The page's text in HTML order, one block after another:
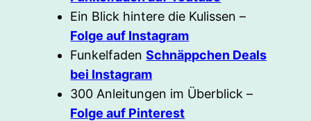
Ein Blick hintere die Kulissen –
Folge auf Instagram
FunkelfadenSchnäppchen Deals
bei Instagram
300 Anleitungen im Überblick –
Folge auf Pinterest